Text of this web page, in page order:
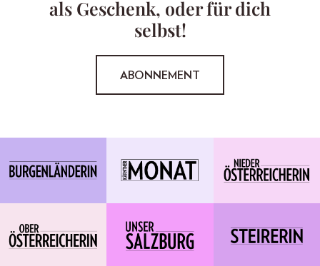
als Geschenk, oder für dich
selbst!
ABONNEMENT